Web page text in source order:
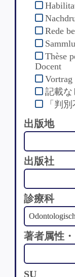
Rede
Thèse
Docent
Vortrag
記載な
「判別
出版地
出版社
診療科
著者属性
SU